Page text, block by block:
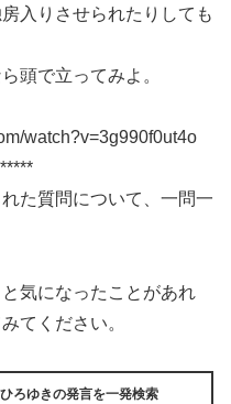
入りさせられたりしても
頭で立ってみよ。
た質問について、一問一
気になったことがあれ
てください。
ろゆきの発言を一発検索